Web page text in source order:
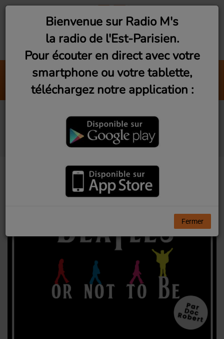
In The Stars
The Rolling Stones
To Beatles or not to be
(Dimanche 19h)
Bienvenue sur Radio M's
la radio de l'Est-Parisien.
Pour écouter en direct avec votre
smartphone ou votre tablette,
téléchargez notre application :
Fermer